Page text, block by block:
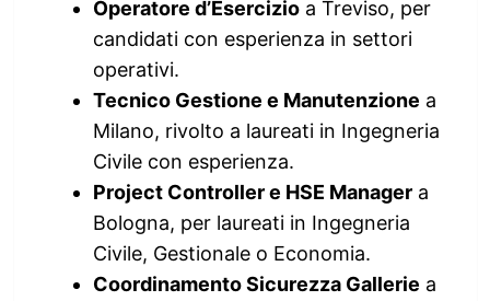
Operatore d’Esercizioa Treviso, per
candidati con esperienza in settori
operativi.
Tecnico Gestione e Manutenzione a
Milano, rivolto a laureati in Ingegneria
Civile con esperienza.
Project Controller e HSE Managera
Bologna, per laureati in Ingegneria
Civile, Gestionale o Economia.
Coordinamento Sicurezza Gallerie a